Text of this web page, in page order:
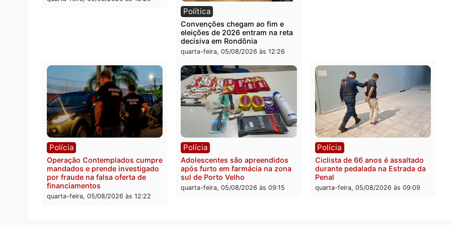
quarta-feira, 05/08/2026 às 12:33
Polícia
Furto de energia já levou mais de
quarta-feira, 05/08/2026 às 12:31
convenção
quarta-feira, 05/08/2026 às
Polícia
Com apenas 28% do efetivo,
Polícia Civil de Rondônia tem
maior déficit do país, aponta
estudo
quarta-feira, 05/08/2026 às 12:29
Política
Rondônia
Médicos são investigados
quarta-feira, 05/08/2026 às